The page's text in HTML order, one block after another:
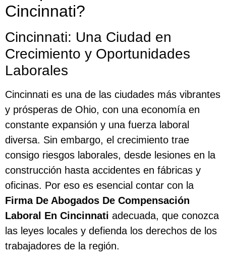
Cincinnati?
Cincinnati: Una Ciudad en
Crecimiento y Oportunidades
Laborales
Cincinnati es una de las ciudades más vibrantes
y prósperas de Ohio, con una economía en
constante expansión y una fuerza laboral
diversa. Sin embargo, el crecimiento trae
consigo riesgos laborales, desde lesiones en la
construcción hasta accidentes en fábricas y
oficinas. Por eso es esencial contar con la
Firma De Abogados De Compensación
Laboral En Cincinnati adecuada, que conozca
las leyes locales y defienda los derechos de los
trabajadores de la región.